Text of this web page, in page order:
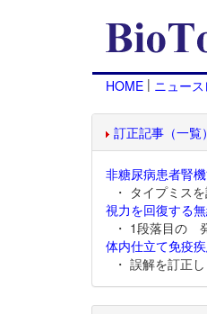
HOME | ニュー
訂正記事（一覧）
非糖尿病患者腎
・ タイプミス
視力を回復する
・ 1段落目の
体内仕立て免疫
・ 誤解を訂正